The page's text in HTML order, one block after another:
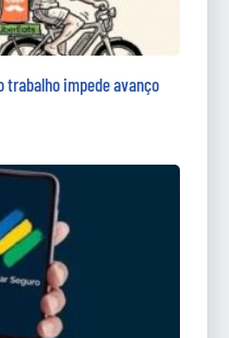
trabalho impede avanço